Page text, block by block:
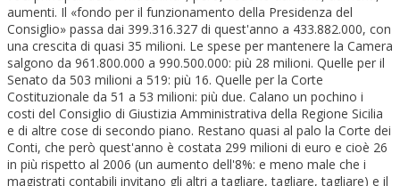
aumenti. Il «fondo per il funzionamento della Presidenza del
Consiglio» passa dai 399.316.327 di quest'anno a 433.882.000, con
una crescita di quasi 35 milioni. Le spese per mantenere la Camera
salgono da 961.800.000 a 990.500.000: più 28 milioni. Quelle per il
Senato da 503 milioni a 519: più 16. Quelle per la Corte
Costituzionale da 51 a 53 milioni: più due. Calano un pochino i
costi del Consiglio di Giustizia Amministrativa della Regione Sicilia
e di altre cose di secondo piano. Restano quasi al palo la Corte dei
Conti, che però quest'anno è costata 299 milioni di euro e cioè 26
in più rispetto al 2006 (un aumento dell'8%: e meno male che i
magistrati contabili invitano gli altri a tagliare, tagliare, tagliare) e il